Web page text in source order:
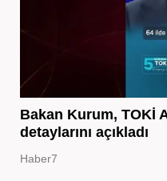
Bakan Kurum, TOKİ
detaylarını açıkladı
Haber7